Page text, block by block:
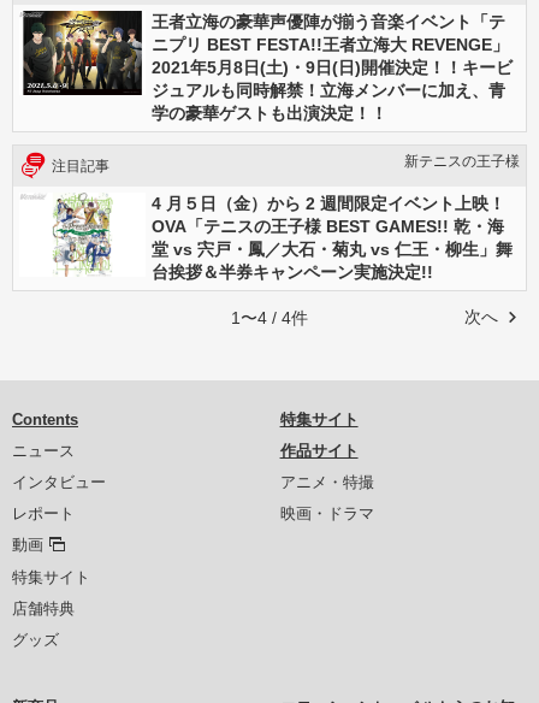
王者立海の豪華声優陣が揃う音楽イベント「テ
ニプリ BEST FESTA!!王者立海大 REVENGE」
2021年5月8日(土)・9日(日)開催決定！！キービ
ジュアルも同時解禁！立海メンバーに加え、青
学の豪華ゲストも出演決定！！
注目記事 新テニスの王子様
4 月５日（金）から 2 週間限定イベント上映！
OVA「テニスの王子様 BEST GAMES!! 乾・海
堂 vs 宍戸・鳳／大石・菊丸 vs 仁王・柳生」舞
台挨拶＆半券キャンペーン実施決定!!
次へ
1〜4 / 4件
Contents
ニュース
インタビュー
レポート
動画
特集サイト
店舗特典
グッズ
特集サイト
作品サイト
アニメ・特撮
映画・ドラマ